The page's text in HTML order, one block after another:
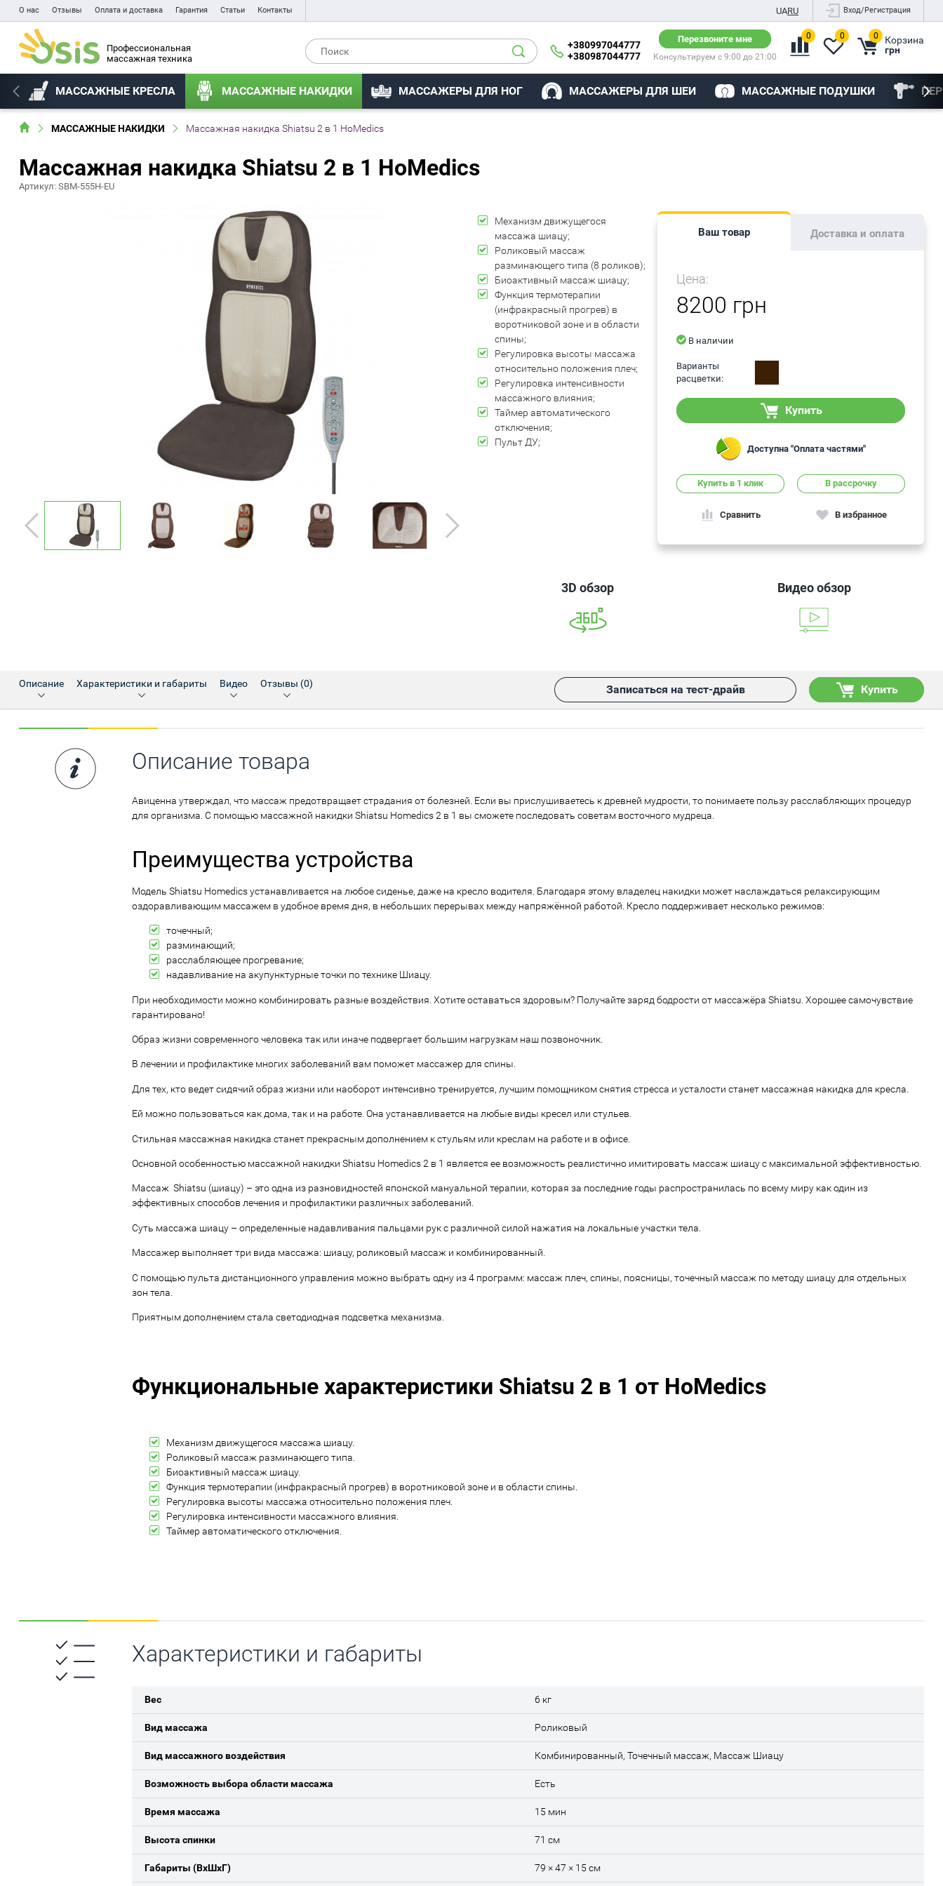
О нас Отзывы Оплата и доставка Гарантия Статьи Контакты UARU Вход/Регистрация
Профессиональная
массажная техника
+380997044777
+380987044777
Перезвоните мне
Консультируем с 9:00 до 21:00
0 0 0
Корзина
грн
МАССАЖНЫЕ КРЕСЛА МАССАЖНЫЕ НАКИДКИ МАССАЖЕРЫ ДЛЯ НОГ МАССАЖЕРЫ ДЛЯ ШЕИ МАССАЖНЫЕ ПОДУШКИ
МАССАЖНЫЕ НАКИДКИ Массажная накидка Shiatsu 2 в 1 HoMedics
Массажная накидка Shiatsu 2 в 1 HoMedics
Артикул: SBM-555H-EU
Ваш товар Доставка и оплата
Цена:
8200 грн
В наличии
Варианты
расцветки:
Купить
Доступна "Оплата частями"
Купить в 1 клик В рассрочку
Сравнить В избранное
Механизм движущегося
массажа шиацу;
Роликовый массаж
разминающего типа (8 роликов);
Биоактивный массаж шиацу;
Функция термотерапии
(инфракрасный прогрев) в
воротниковой зоне и в области
спины;
Регулировка высоты массажа
относительно положения плеч;
Регулировка интенсивности
массажного влияния;
Таймер автоматического
отключения;
Пульт ДУ;
3D обзор Видео обзор
Описание Характеристики и габариты Видео Отзывы (0) Записаться на тест-драйв Купить
Описание товара
Авиценна утверждал, что массаж предотвращает страдания от болезней. Если вы прислушиваетесь к древней мудрости, то понимаете пользу расслабляющих процедур
для организма. С помощью массажной накидки Shiatsu Homedics 2 в 1 вы сможете последовать советам восточного мудреца.
Преимущества устройства
Модель Shiatsu Homedics устанавливается на любое сиденье, даже на кресло водителя. Благодаря этому владелец накидки может наслаждаться релаксирующим
оздоравливающим массажем в удобное время дня, в небольших перерывах между напряжённой работой. Кресло поддерживает несколько режимов:
точечный;
разминающий;
расслабляющее прогревание;
надавливание на акупунктурные точки по технике Шиацу.
При необходимости можно комбинировать разные воздействия. Хотите оставаться здоровым? Получайте заряд бодрости от массажёра Shiatsu. Хорошее самочувствие
гарантировано!
Образ жизни современного человека так или иначе подвергает большим нагрузкам наш позвоночник.
В лечении и профилактике многих заболеваний вам поможет массажер для спины.
Для тех, кто ведет сидячий образ жизни или наоборот интенсивно тренируется, лучшим помощником снятия стресса и усталости станет массажная накидка для кресла.
Ей можно пользоваться как дома, так и на работе. Она устанавливается на любые виды кресел или стульев.
Стильная массажная накидка станет прекрасным дополнением к стульям или креслам на работе и в офисе.
Основной особенностью массажной накидки Shiatsu Homedics 2 в 1 является ее возможность реалистично имитировать массаж шиацу с максимальной эффективностью.
Массаж Shiatsu (шиацу) – это одна из разновидностей японской мануальной терапии, которая за последние годы распространилась по всему миру как один из
эффективных способов лечения и профилактики различных заболеваний.
Суть массажа шиацу – определенные надавливания пальцами рук с различной силой нажатия на локальные участки тела.
Массажер выполняет три вида массажа: шиацу, роликовый массаж и комбинированный.
С помощью пульта дистанционного управления можно выбрать одну из 4 программ: массаж плеч, спины, поясницы, точечный массаж по методу шиацу для отдельных
зон тела.
Приятным дополнением стала светодиодная подсветка механизма.
Функциональные характеристики Shiatsu 2 в 1 от HoMedics
Механизм движущегося массажа шиацу.
Роликовый массаж разминающего типа.
Биоактивный массаж шиацу.
Функция термотерапии (инфракрасный прогрев) в воротниковой зоне и в области спины.
Регулировка высоты массажа относительно положения плеч.
Регулировка интенсивности массажного влияния.
Таймер автоматического отключения.
Характеристики и габариты
Вес 6 кг
Вид массажа Роликовый
Вид массажного воздействия Комбинированный, Точечный массаж, Массаж Шиацу
Возможность выбора области массажа Есть
Время массажа 15 мин
Высота спинки 71 см
Габариты (ВхШхГ) 79 × 47 × 15 см